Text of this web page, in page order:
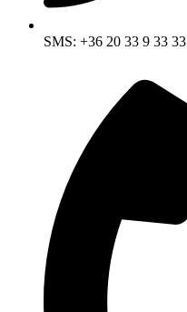
SMS: +36 20 33 9 33 33